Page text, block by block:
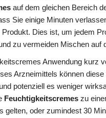
auf dem gleichen Bereich
Sie einige Minuten
Dies ist, um jedem
zu vermeiden Mischen auf
Anwendung kurz
Arzneimittels können
potenziell es weniger
Feuchtigkeitscremes zu
gelten, oder zumindest 30